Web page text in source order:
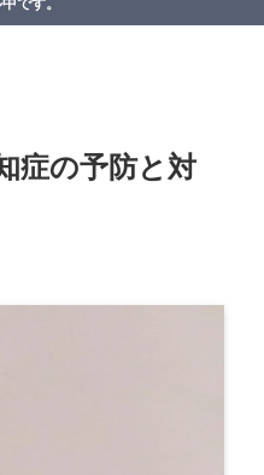
です。
症の予防と対